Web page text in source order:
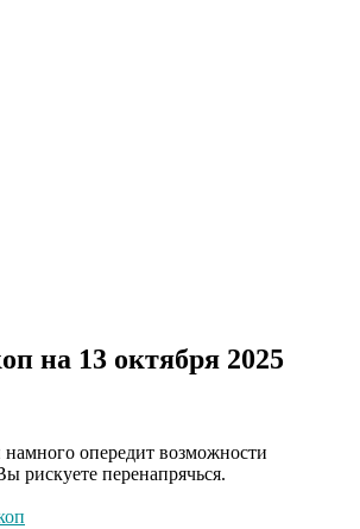
на 13 октября 2025
опередит возможности
рискуете перенапрячься.